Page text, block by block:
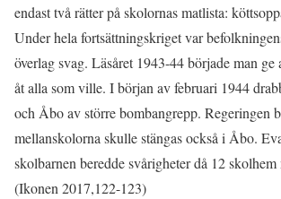
endast två rätter på skolornas matlista:
Under hela fortsättningskriget var
överlag svag. Läsåret 1943-44 började man
åt alla som ville. I början av februari 1944
och Åbo av större bombangrepp. Regeringen
mellanskolorna skulle stängas också i Åbo.
skolbarnen beredde svårigheter då 12 skolhem
(Ikonen 2017,122-123)